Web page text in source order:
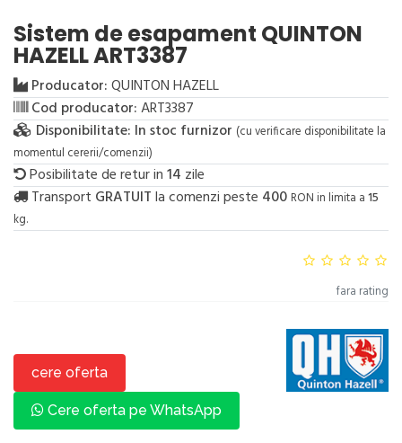
Sistem de esapament QUINTON
HAZELL ART3387
Producator:QUINTON HAZELL
Cod producator:ART3387
Disponibilitate: In stoc furnizor (cu verificare disponibilitate la
momentul cererii/comenzii)
Posibilitate de retur in14 zile
Transport GRATUITla comenzi peste 400 RON in limita a15
kg.
fara rating
cere oferta
Cere oferta pe WhatsApp